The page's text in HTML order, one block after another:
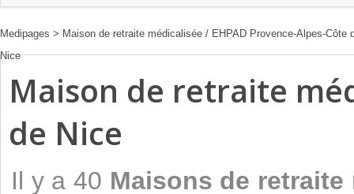
Medipages > Maison de retraite médicalisée / EHPAD Provence-Alpes-Côte
Nice
Maison de retraite
de Nice
Il y a 40 Maisons de retraite